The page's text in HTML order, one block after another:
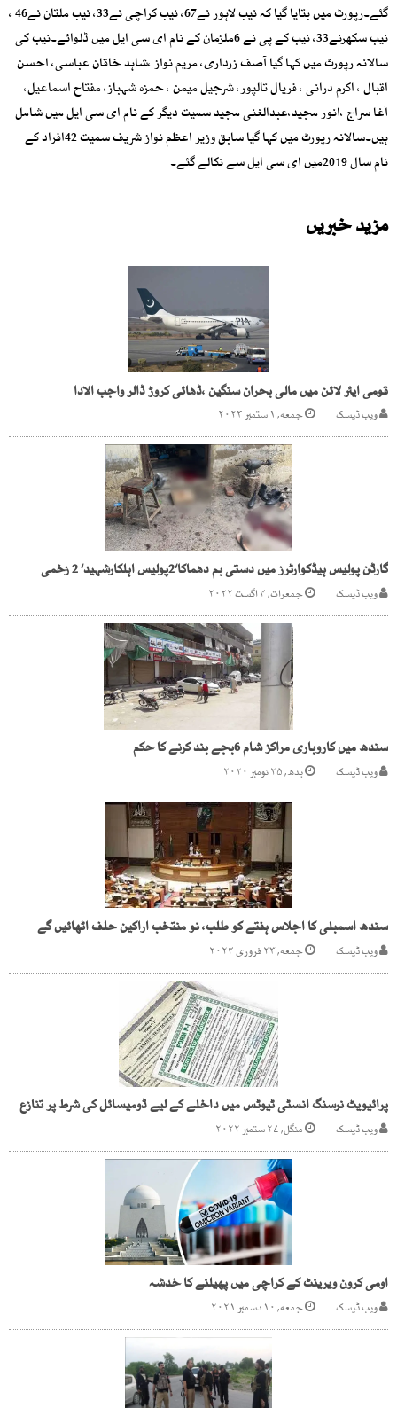
گئے۔رپورٹ میں بتایا گیا کہ نیب لاہور نے67، نیب کراچی نے33، نیب ملتان نے46 ،
نیب سکھرنے33، نیب کے پی نے 6ملزمان کے نام ای سی ایل میں ڈلوائے۔نیب کی
سالانہ رپورٹ میں کہا گیا آصف زرداری، مریم نواز ،شاہد خاقان عباسی، احسن
اقبال ، اکرم درانی ، فریال تالپور، شرجیل میمن ، حمزہ شہباز، مفتاح اسماعیل،
آغا سراج ،انور مجید،عبدالغنی مجید سمیت دیگر کے نام ای سی ایل میں شامل
ہیں۔سالانہ رپورٹ میں کہا گیا سابق وزیر اعظم نواز شریف سمیت 42افراد کے
نام سال 2019میں ای سی ایل سے نکالے گئے۔
مزید خبریں
قومی ایئر لائن میں مالی بحران سنگین ،ڈھائی کروڑ ڈالر واجب الادا
ویب ڈیسک جمعه, ۱ ستمبر ۲۰۲۳
گارڈن پولیس ہیڈکوارٹرز میں دستی بم دھماکا‘2پولیس اہلکارشہید‘ 2 زخمی
ویب ڈیسک جمعرات, ۴ اگست ۲۰۲۲
سندھ میں کاروباری مراکز شام 6بجے بند کرنے کا حکم
ویب ڈیسک بدھ, ۲۵ نومبر ۲۰۲۰
سندھ اسمبلی کا اجلاس ہفتے کو طلب، نو منتخب اراکین حلف اٹھائیں گے
ویب ڈیسک جمعه, ۲۳ فروری ۲۰۲۴
پرائیویٹ نرسنگ انسٹی ٹیوٹس میں داخلے کے لیے ڈومیسائل کی شرط پر تنازع
ویب ڈیسک منگل, ۲۷ ستمبر ۲۰۲۲
اومی کرون ویرینٹ کے کراچی میں پھیلنے کا خدشہ
ویب ڈیسک جمعه, ۱۰ دسمبر ۲۰۲۱